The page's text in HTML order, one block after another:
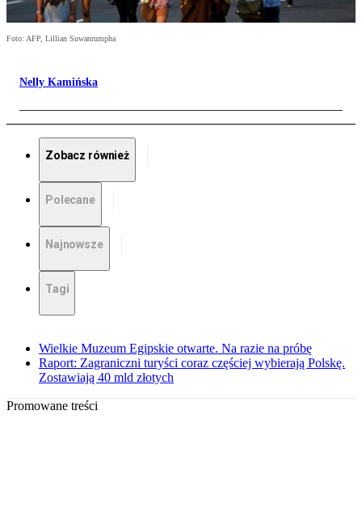
Foto: AFP, Lillian Suwanrumpha
Nelly Kamińska
Zobacz również
Polecane
Najnowsze
Tagi
Wielkie Muzeum Egipskie otwarte. Na razie na próbę
Raport: Zagraniczni turyści coraz częściej wybierają Polskę.
Zostawiają 40 mld złotych
Promowane treści